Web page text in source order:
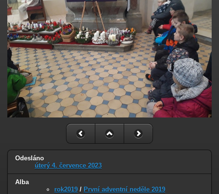
Odesláno
úterý 4. července 2023
Alba
rok2019 / První adventní neděle 2019